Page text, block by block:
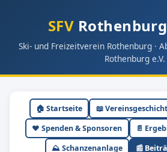
SFV
Ski- und Freizeitverein Rothenburg ·
Rothenburg e.V.
🏠 Startseite 📖
❤️ Spenden & Sponsoren
📄
⛰ Schanzenanlage
📰